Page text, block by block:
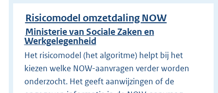
Risicomodel omzetdaling NOW
Ministerie van Sociale Zaken en
Werkgelegenheid
Het risicomodel (het algoritme) helpt bij het
kiezen welke NOW-aanvragen verder worden
onderzocht. Het geeft aanwijzingen of de